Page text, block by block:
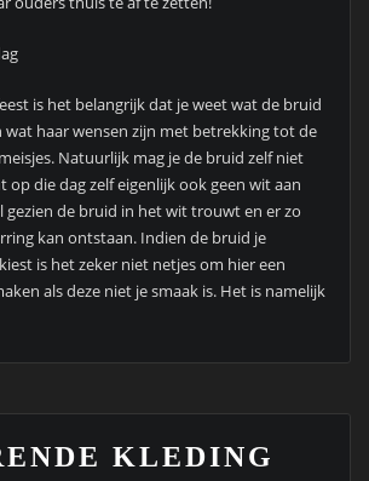
is het belangrijk dat je weet wat de bruid
wat haar wensen zijn met betrekking tot de
Natuurlijk mag je de bruid zelf niet
op die dag zelf eigenlijk ook geen wit aan
de bruid in het wit trouwt en er zo
kan ontstaan. Indien de bruid je
is het zeker niet netjes om hier een
als deze niet je smaak is. Het is namelijk
KLEDING